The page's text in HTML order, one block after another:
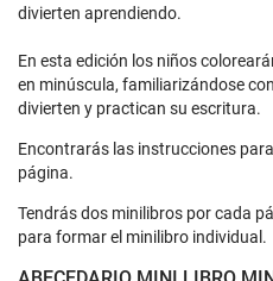
divierten aprendiendo.
En esta edición los niños
en minúscula, familiarizándose
divierten y practican su escritura.
Encontrarás las instrucciones
página.
Tendrás dos minilibros por cada
para formar el minilibro individual.